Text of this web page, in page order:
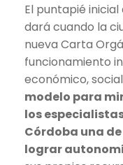
El puntapié
dará cuando la
nueva Carta
funcionamiento
económico,
modelo para
los
Córdoba una
lograr